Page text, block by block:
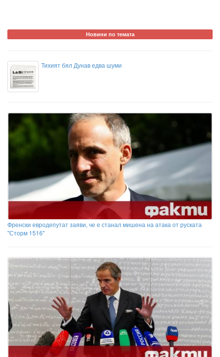
Новини по темата
Тихият бял Дунав едва шуми
Френски евродепутат заяви, че е станал мишена на атака от руската
"Сторм 1516"